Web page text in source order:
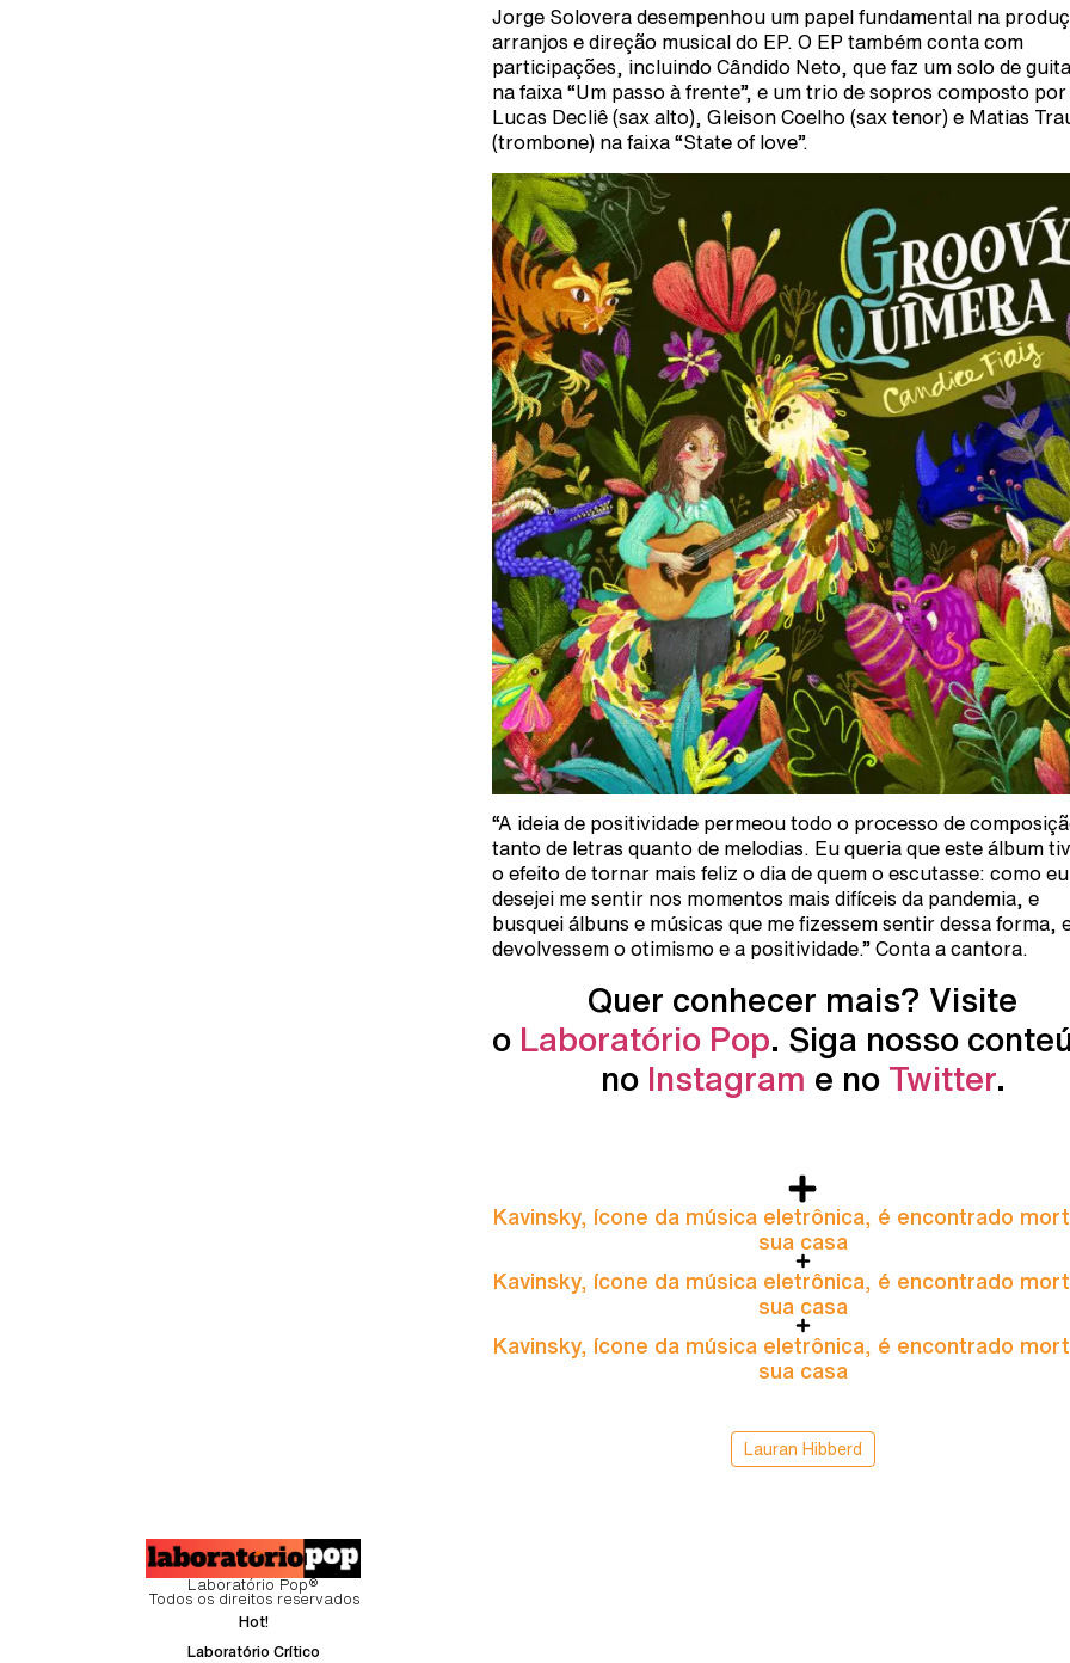
Jorge Solovera desempenhou um papel fundamental na
arranjos e direção musical do EP. O EP também conta com
participações, incluindo Cândido Neto, que faz um solo de
na faixa “Um passo à frente”, e um trio de sopros composto por
Lucas Decliê (sax alto), Gleison Coelho (sax tenor) e Matias
(trombone) na faixa “State of love”.
“A ideia de positividade permeou todo o processo de
tanto de letras quanto de melodias. Eu queria que este álbum
o efeito de tornar mais feliz o dia de quem o escutasse: como eu
desejei me sentir nos momentos mais difíceis da pandemia, e
busquei álbuns e músicas que me fizessem sentir dessa forma,
devolvessem o otimismo e a positividade.” Conta a cantora.
Quer conhecer mais? Visite
o Laboratório Pop. Siga nosso
no Instagram e no Twitter.
Kavinsky, ícone da música eletrônica, é encontrado
sua casa
Kavinsky, ícone da música eletrônica, é encontrado
sua casa
Kavinsky, ícone da música eletrônica, é encontrado
sua casa
Lauran Hibberd
Laboratório Pop®
Todos os direitos reservados
Hot!
Laboratório Crítico